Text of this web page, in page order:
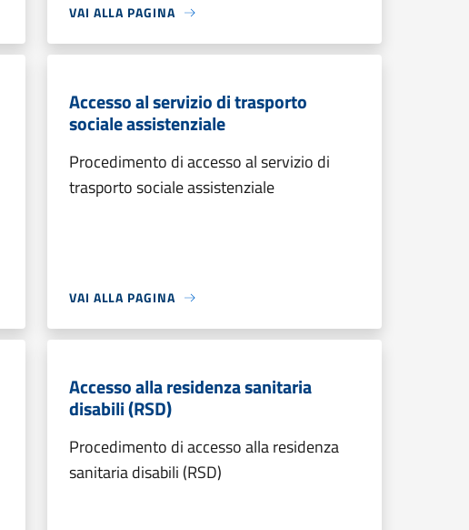
VAI ALLA PAGINA
Accesso al servizio di trasporto
sociale assistenziale
Procedimento di accesso al servizio di
trasporto sociale assistenziale
VAI ALLA PAGINA
Accesso alla residenza sanitaria
disabili (RSD)
Procedimento di accesso alla residenza
sanitaria disabili (RSD)